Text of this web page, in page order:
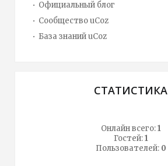
Официальный блог
Сообщество uCoz
База знаний uCoz
СТАТИСТИКА
Онлайн всего:1
Гостей:1
Пользователей: 0